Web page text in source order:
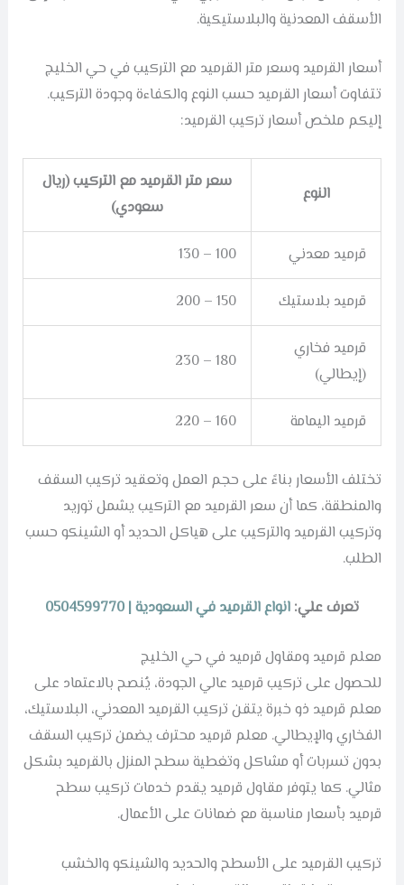
الأسقف المعدنية والبلاستيكية.
أسعار القرميد وسعر متر القرميد مع التركيب في حي الخليج
تتفاوت أسعار القرميد حسب النوع والكفاءة وجودة التركيب.
إليكم ملخص أسعار تركيب القرميد:
النوع
سعر متر القرميد مع التركيب (ريال
سعودي)
قرميد معدني 100 – 130
قرميد بلاستيك 150 – 200
قرميد فخاري
(إيطالي)
180 – 230
قرميد اليمامة 160 – 220
تختلف الأسعار بناءً على حجم العمل وتعقيد تركيب السقف
والمنطقة، كما أن سعر القرميد مع التركيب يشمل توريد
وتركيب القرميد والتركيب على هياكل الحديد أو الشينكو حسب
الطلب.
تعرف علي: انواع القرميد في السعودية | 0504599770
معلم قرميد ومقاول قرميد في حي الخليج
للحصول على تركيب قرميد عالي الجودة، يُنصح بالاعتماد على
معلم قرميد ذو خبرة يتقن تركيب القرميد المعدني، البلاستيك،
الفخاري والإيطالي. معلم قرميد محترف يضمن تركيب السقف
بدون تسربات أو مشاكل وتغطية سطح المنزل بالقرميد بشكل
مثالي. كما يتوفر مقاول قرميد يقدم خدمات تركيب سطح
قرميد بأسعار مناسبة مع ضمانات على الأعمال.
تركيب القرميد على الأسطح والحديد والشينكو والخشب